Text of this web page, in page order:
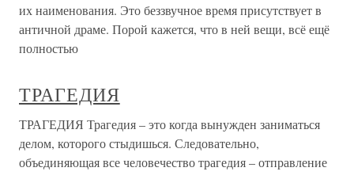
их наименования. Это беззвучное время присутствует в
античной драме. Порой кажется, что в ней вещи, всё ещё
полностью
ТРАГЕДИЯ
ТРАГЕДИЯ Трагедия – это когда вынужден заниматься
делом, которого стыдишься. Следовательно,
объединяющая все человечество трагедия – отправление